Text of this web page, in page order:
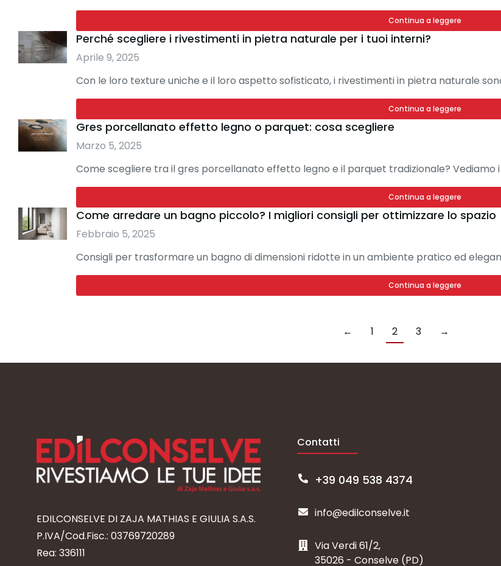
Continua a leggere
Perché scegliere i rivestimenti in pietra naturale per i tuoi interni?
Aprile 9, 2025
Con le loro texture uniche e il loro aspetto sofisticato, i rivestimenti in pietra naturale
Continua a leggere
Gres porcellanato effetto legno o parquet: cosa scegliere
Marzo 5, 2025
Come scegliere tra il gres porcellanato effetto legno e il parquet tradizionale? Vediamo
Continua a leggere
Come arredare un bagno piccolo? I migliori consigli per ottimizzare lo spazio
Febbraio 5, 2025
Consigli per trasformare un bagno di dimensioni ridotte in un ambiente pratico ed
Continua a leggere
← 1 2 3 →
EDILCONSELVE DI ZAJA MATHIAS E GIULIA S.A.S.
P.IVA/Cod.Fisc.: 03769720289
Rea: 336111
Contatti
+39 049 538 4374
info@edilconselve.it
Via Verdi 61/2,
35026 - Conselve (PD)